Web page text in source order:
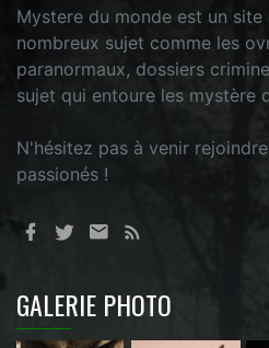
Mystere du monde est un
nombreux sujet comme les
paranormaux, dossiers
sujet qui entoure les mystère
N'hésitez pas à venir
passionés !
GALERIE PHOTO